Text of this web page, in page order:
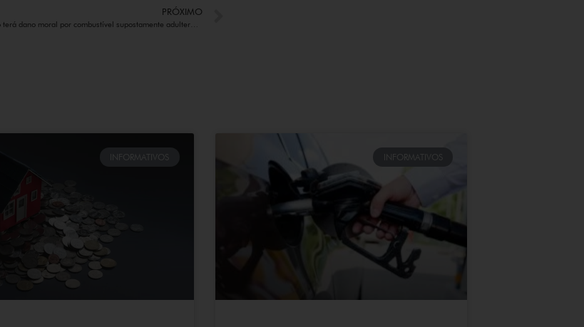
PRÓXIMO
Motorista não terá dano moral por combustível supostamente adulterado
INFORMATIVOS INFORMATIVOS